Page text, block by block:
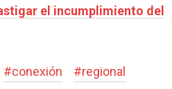
el incumplimiento del
#conexión #regional